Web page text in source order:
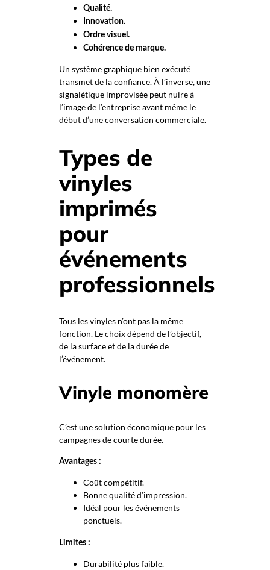
Qualité.
Innovation.
Ordre visuel.
Cohérence de marque.
Un système graphique bien exécuté
transmet de la confiance. À l’inverse, une
signalétique improvisée peut nuire à
l’image de l’entreprise avant même le
début d’une conversation commerciale.
Types de
vinyles
imprimés
pour
événements
professionnels
Tous les vinyles n’ont pas la même
fonction. Le choix dépend de l’objectif,
de la surface et de la durée de
l’événement.
Vinyle monomère
C’est une solution économique pour les
campagnes de courte durée.
Avantages :
Coût compétitif.
Bonne qualité d’impression.
Idéal pour les événements
ponctuels.
Limites :
Durabilité plus faible.